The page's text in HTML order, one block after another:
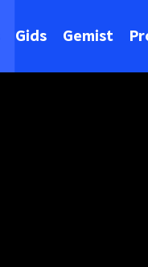
Gids Gemist